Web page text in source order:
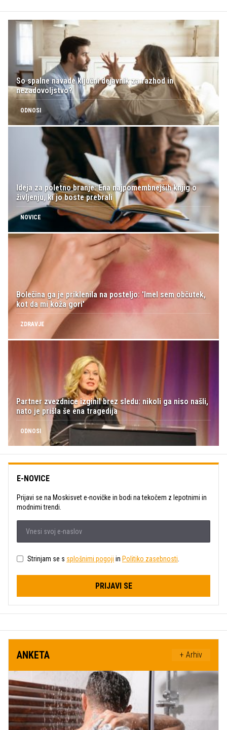
So spalne navade ključni dejavnik za razhod in
nezadovoljstvo?
ODNOSI
Ideja za poletno branje: Ena najpomembnejših knjig o
življenju, ki jo boste prebrali
NOVICE
Bolečina ga je priklenila na posteljo: 'Imel sem občutek,
kot da mi koža gori'
ZDRAVJE
Partner zvezdnice izginil brez sledu: nikoli ga niso našli,
nato je prišla še ena tragedija
ODNOSI
E-NOVICE
Prijavi se na Moskisvet e-novičke in bodi na tekočem z lepotnimi in
modnimi trendi.
Strinjam se s splošnimi pogoji in Politiko zasebnosti
PRIJAVI SE
ANKETA + Arhiv